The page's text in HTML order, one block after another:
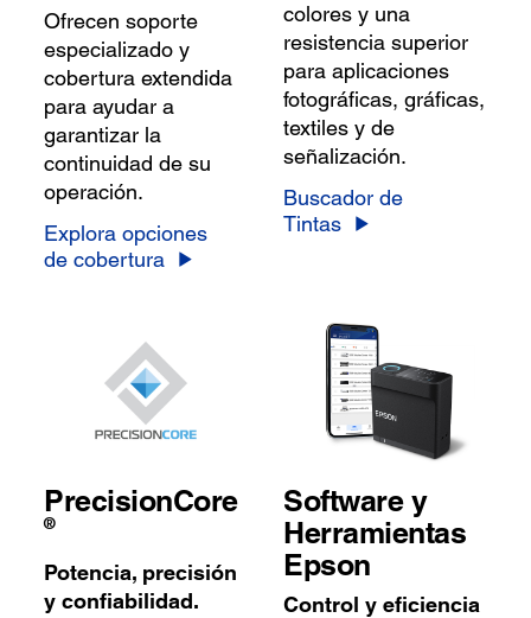
Ofrecen soporte
especializado y
cobertura extendida
para ayudar a
garantizar la
continuidad de su
operación.
Explora opciones
de cobertura
colores y una
resistencia superior
para aplicaciones
fotográficas, gráficas,
textiles y de
señalización.
Buscador de
Tintas
PrecisionCore
®
Potencia, precisión
y confiabilidad.
Software y
Herramientas
Epson
Control y eficiencia